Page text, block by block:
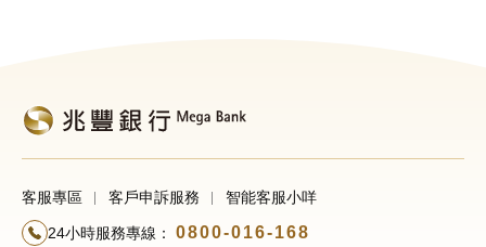
客服專區 客戶申訴服務 智能客服小咩
24小時服務專線： 0800-016-168